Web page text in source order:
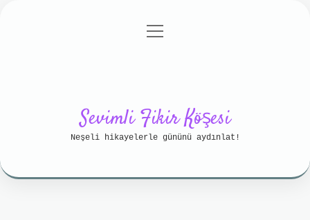
Gizlilik Politikası
menüyü
Sevimli Fikir Köşesi
Neşeli hikayelerle gününü aydınlat!